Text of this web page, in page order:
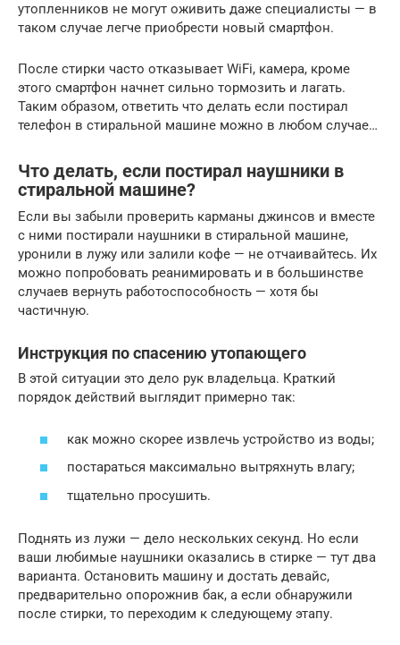
утопленников не могут оживить даже специалисты — в
таком случае легче приобрести новый смартфон.
После стирки часто отказывает WiFi, камера, кроме
этого смартфон начнет сильно тормозить и лагать.
Таким образом, ответить что делать если постирал
телефон в стиральной машине можно в любом случае…
Что делать, если постирал наушники в
стиральной машине?
Если вы забыли проверить карманы джинсов и вместе
с ними постирали наушники в стиральной машине,
уронили в лужу или залили кофе — не отчаивайтесь. Их
можно попробовать реанимировать и в большинстве
случаев вернуть работоспособность — хотя бы
частичную.
Инструкция по спасению утопающего
В этой ситуации это дело рук владельца. Краткий
порядок действий выглядит примерно так:
как можно скорее извлечь устройство из воды;
постараться максимально вытряхнуть влагу;
тщательно просушить.
Поднять из лужи — дело нескольких секунд. Но если
ваши любимые наушники оказались в стирке — тут два
варианта. Остановить машину и достать девайс,
предварительно опорожнив бак, а если обнаружили
после стирки, то переходим к следующему этапу.